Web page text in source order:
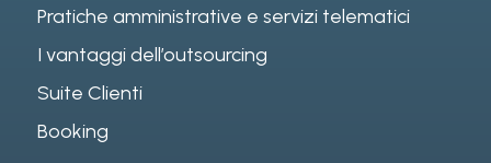
Pratiche amministrative e servizi telematici
I vantaggi dell’outsourcing
Suite Clienti
Booking